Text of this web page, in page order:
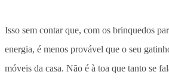
Isso sem contar que, com os brinquedos
energia, é menos provável que o seu
móveis da casa. Não é à toa que tanto se